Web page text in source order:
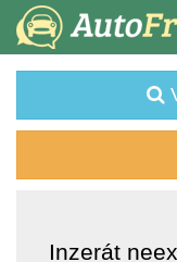
Inzerát